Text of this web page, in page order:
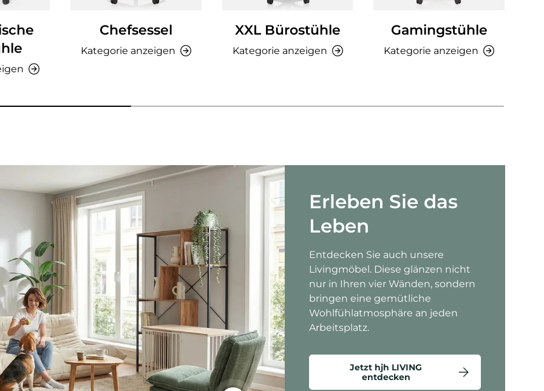
Chefsessel
Kategorie anzeigen
XXL Bürostühle
Kategorie anzeigen
Gamingstühle
Kategorie anzeigen
- AMIO H - Büroschrank
anzeigen - Sitzolo 2 - Loungesessel
Erleben Sie das
Leben
Entdecken Sie auch unsere
Livingmöbel. Diese glänzen nicht
nur in Ihren vier Wänden, sondern
bringen eine gemütliche
Wohlfühlatmosphäre an jeden
Arbeitsplatz.
Jetzt hjh LIVING
entdecken